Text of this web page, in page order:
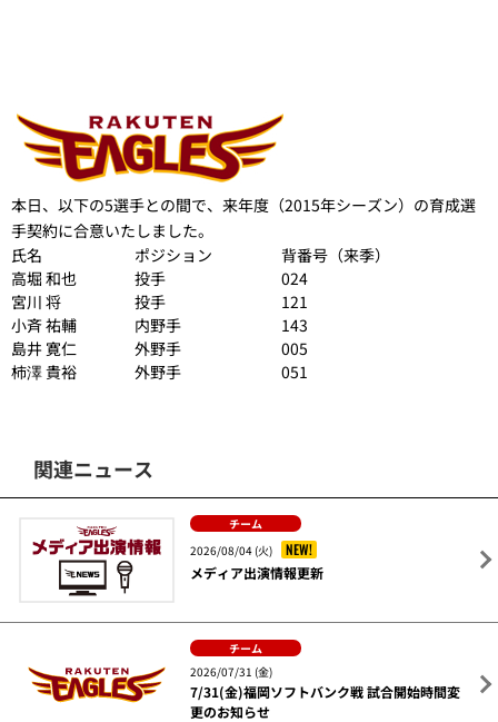
本日、以下の5選手との間で、来年度（2015年シーズン）の育成選
手契約に合意いたしました。
氏名
ポジション
背番号（来季）
高堀 和也
投手
024
宮川 将
投手
121
小斉 祐輔
内野手
143
島井 寛仁
外野手
005
柿澤 貴裕
外野手 051
関連ニュース
チーム
2026/08/04 (火)
NEW!
メディア出演情報更新
チーム
2026/07/31 (金)
7/31(金)福岡ソフトバンク戦 試合開始時間変
更のお知らせ